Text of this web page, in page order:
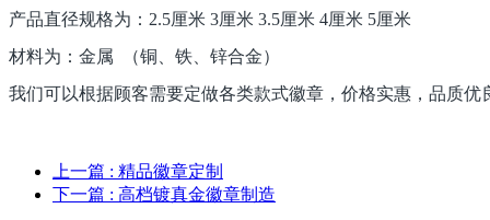
产品直径规格为：2.5厘米 3厘米 3.5厘米 4厘米 5厘米
材料为：金属 （铜、铁、锌合金）
我们可以根据顾客需要定做各类款式徽章，价格实惠，品质优
上一篇 : 精品徽章定制
下一篇 : 高档镀真金徽章制造